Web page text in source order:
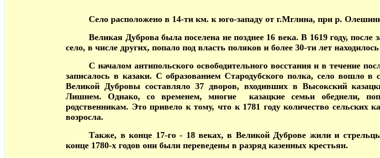
Село расположено в 14-ти км. к юго-западу от г.Мглина, при р.
Великая Дуброва была поселена не позднее 16 века. В 1619 году,
село, в числе других, попало под власть поляков и более 30-ти лет
С началом антипольского освободительного восстания и в течение
записалось в казаки. С образованием Стародубского полка, село вошло
Великой Дубровы составляло 37 дворов, входивших в Высокский
Лишнем. Однако, со временем, многие казацкие семьи обеднели,
родственникам. Это привело к тому, что к 1781 году количество сельских
возросла.
Также, в конце 17-го - 18 веках, в Великой Дуброве жили и
конце 1780-х годов они были переведены в разряд казенных крестьян.